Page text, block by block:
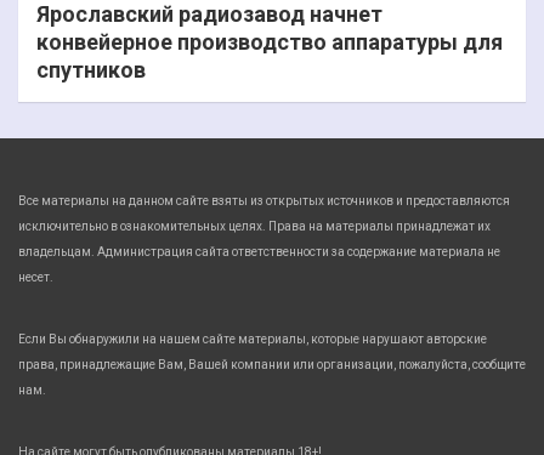
Ярославский радиозавод начнет
конвейерное производство аппаратуры для
спутников
Все материалы на данном сайте взяты из открытых источников и предоставляются
исключительно в ознакомительных целях. Права на материалы принадлежат их
владельцам. Администрация сайта ответственности за содержание материала не
несет.
Если Вы обнаружили на нашем сайте материалы, которые нарушают авторские
права, принадлежащие Вам, Вашей компании или организации, пожалуйста, сообщите
нам.
На сайте могут быть опубликованы материалы 18+!